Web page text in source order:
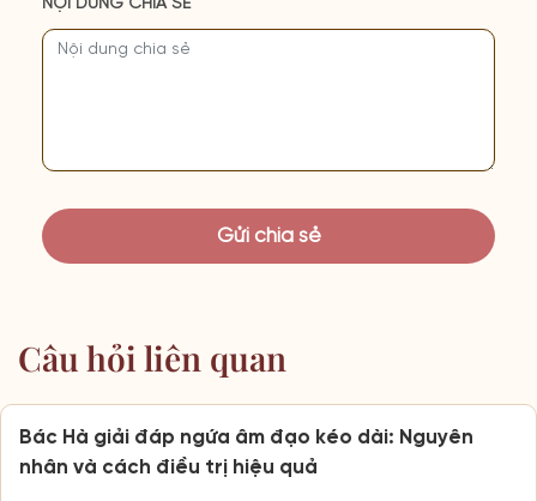
NỘI DUNG CHIA SẺ
Câu hỏi liên quan
Bác Hà giải đáp ngứa âm đạo kéo dài: Nguyên
nhân và cách điều trị hiệu quả